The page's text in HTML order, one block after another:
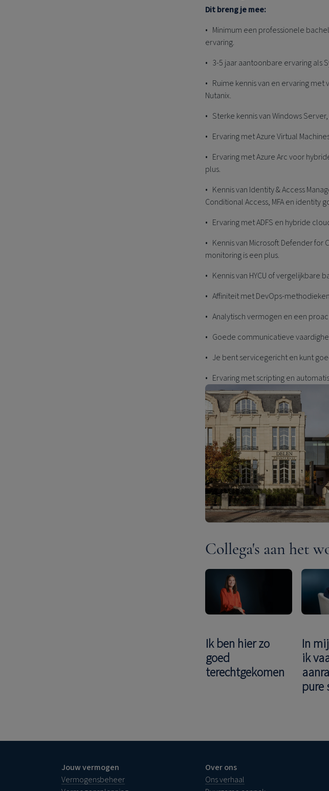
Dit breng je mee:
• Minimum een professionele
ervaring.
• 3-5 jaar aantoonbare ervaring als
• Ruime kennis van en ervaring
Nutanix.
• Sterke kennis van Windows
• Ervaring met Azure Virtual
• Ervaring met Azure Arc voor
plus.
• Kennis van Identity & Access
Conditional Access, MFA en identity
• Ervaring met ADFS en hybride
• Kennis van Microsoft Defender
monitoring is een plus.
• Kennis van HYCU of vergelijkbare
• Affiniteit met DevOps-
• Analytisch vermogen en een
• Goede communicatieve
• Je bent servicegericht en kunt
• Ervaring met scripting en
Collega's aan het
Ik ben hier zo
goed
terechtgekomen
In
ik
pure
Jouw vermogen
Vermogensbeheer
Over ons
Ons verhaal